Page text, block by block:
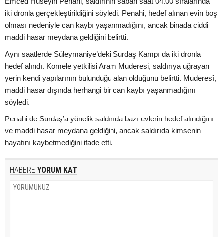
iki dronla gerçekleştirildiğini söyledi. Penahi, hedef alınan evin boş
olması nedeniyle can kaybı yaşanmadığını, ancak binada ciddi
maddi hasar meydana geldiğini belirtti.
Aynı saatlerde Süleymaniye’deki Surdaş Kampı da iki dronla
hedef alındı. Komele yetkilisi Aram Muderesi, saldırıya uğrayan
yerin kendi yapılarının bulunduğu alan olduğunu belirtti. Muderesî,
maddi hasar dışında herhangi bir can kaybı yaşanmadığını
söyledi.
Penahi de Surdaş’a yönelik saldırıda bazı evlerin hedef alındığını
ve maddi hasar meydana geldiğini, ancak saldırıda kimsenin
hayatını kaybetmediğini ifade etti.
HABERE YORUM KAT